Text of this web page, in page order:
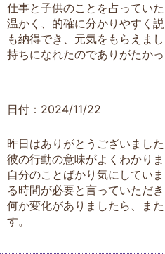
仕事と子供のことを占ってい
温かく、的確に分かりやすく
も納得でき、元気をもらえま
持ちになれたのでありがたかっ
日付：2024/11/22
昨日はありがとうございました
彼の行動の意味がよくわかりま
自分のことばかり気にしてい
る時間が必要と言っていただ
何か変化がありましたら、ま
す。